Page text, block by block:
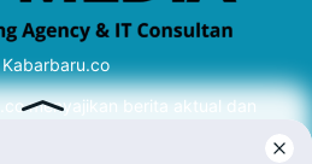
menyajikan berita aktual dan
dari sumber yang tepat.